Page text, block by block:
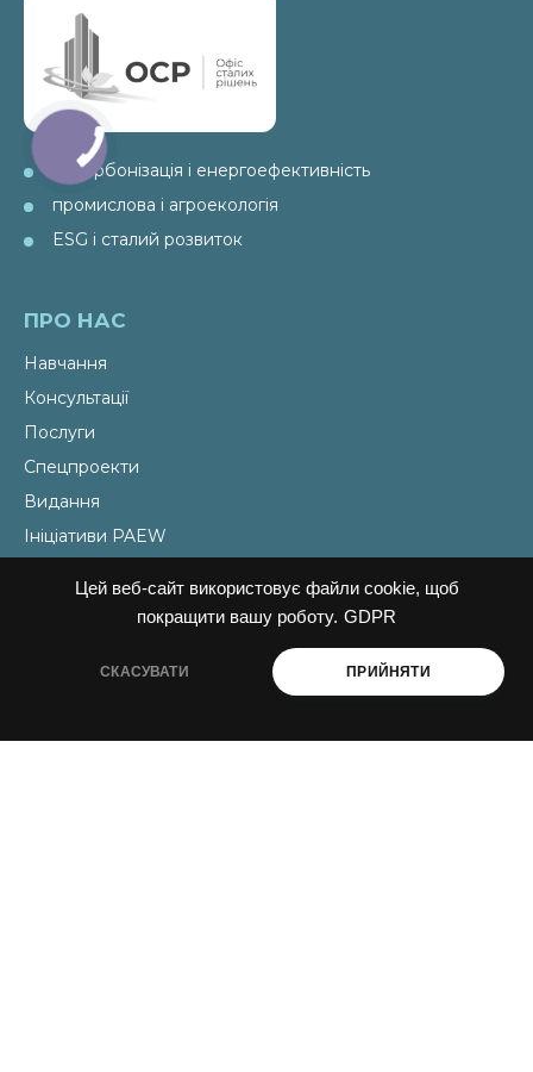
Цей веб-сайт використовує файли cookie, щоб
покращити вашу роботу. GDPR
СКАСУВАТИ ПРИЙНЯТИ
декарбонізація і енергоефективність
промислова і агроекологія
ESG і сталий розвиток
ПРО НАС
Навчання
Консультації
Послуги
Спецпроекти
Видання
Ініціативи PAEW